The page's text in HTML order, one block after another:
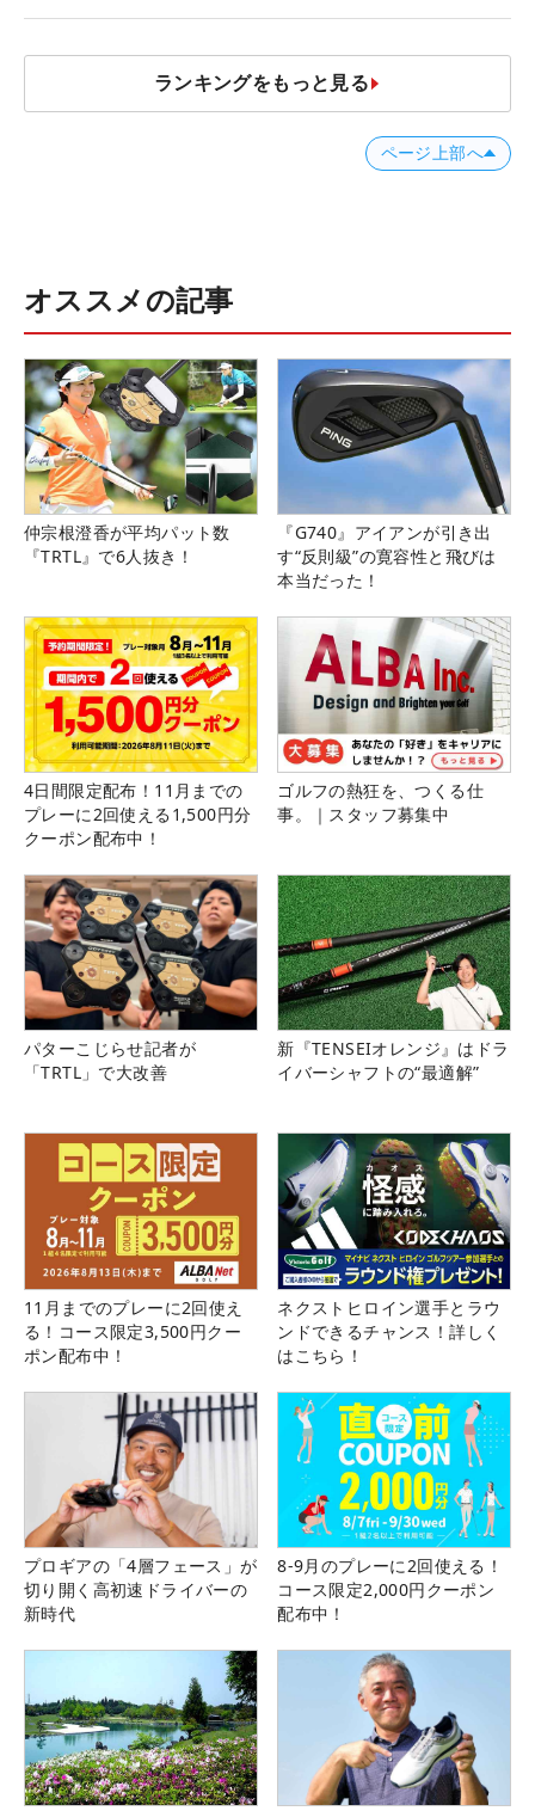
ランキングをもっと見る
ページ上部へ
オススメの記事
仲宗根澄香が平均パット数
『TRTL』で6人抜き！
『G740』アイアンが引き出
す“反則級”の寛容性と飛びは
本当だった！
4日間限定配布！11月までの
プレーに2回使える1,500円分
クーポン配布中！
ゴルフの熱狂を、つくる仕
事。｜スタッフ募集中
パターこじらせ記者が
「TRTL」で大改善
新『TENSEIオレンジ』はドラ
イバーシャフトの“最適解”
11月までのプレーに2回使え
る！コース限定3,500円クー
ポン配布中！
ネクストヒロイン選手とラウ
ンドできるチャンス！詳しく
はこちら！
プロギアの「4層フェース」が
切り開く高初速ドライバーの
新時代
8-9月のプレーに2回使える！
コース限定2,000円クーポン
配布中！